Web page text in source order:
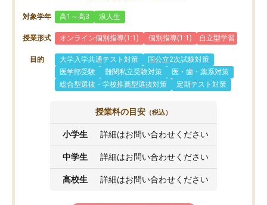
対象学年 高1～高3 浪人生
授業形式 オンライン個別指導(1:1) 個別指導(1:1) 自立型学習
目的 大学入学共通テスト対策
国公立2次試験対策
医学部受験
難関私立受験対策
医・歯・薬系対策
総合型選抜・学校推薦型選抜対策
定期テスト対策
授業料の目安 （税込）
小学生 詳細はお問い合わせください
中学生 詳細はお問い合わせください
高校生 詳細はお問い合わせください